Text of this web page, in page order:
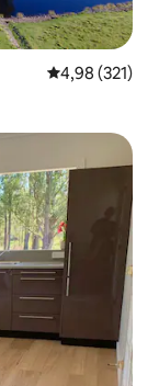
Gemiddelde
4,98 (321)